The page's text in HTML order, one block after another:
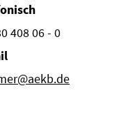
408 06 - 0